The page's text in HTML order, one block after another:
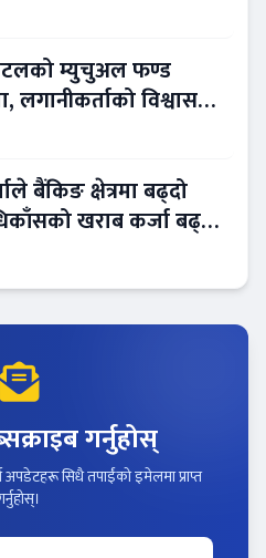
म्युचुअल फण्ड
लगानीकर्ताको विश्वास
बैंकिङ क्षेत्रमा बढ्दो
खराब कर्जा बढ्दो
गर्नुहोस्
अपडेटहरू सिधै तपाईंको इमेलमा प्राप्त